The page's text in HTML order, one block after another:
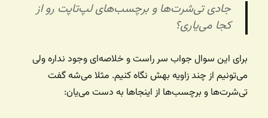
جادی تی‌شرت‌ها و برچسب‌های لپ‌تاپت رو از
کجا می‌یاری؟
برای این سوال جواب سر راست و خلاصه‌ای وجود نداره ولی
می‌تونیم از چند زاویه بهش نگاه کنیم. مثلا می‌شه گفت
تی‌شرت‌ها و برچسب‌ها از اینجاها به دست می‌یان: